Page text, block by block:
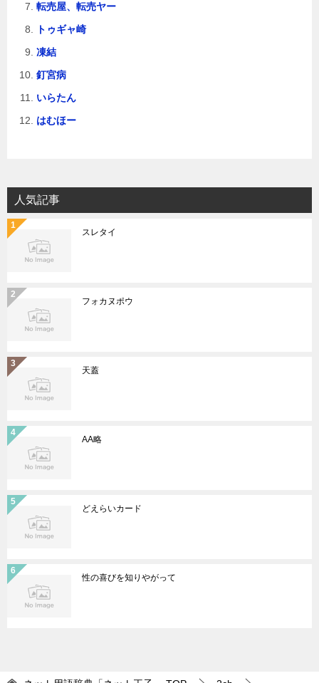
転売屋、転売ヤー
トゥギャ崎
凍結
釘宮病
いらたん
はむほー
人気記事
スレタイ
フォカヌポウ
天蓋
AA略
どえらいカード
性の喜びを知りやがって